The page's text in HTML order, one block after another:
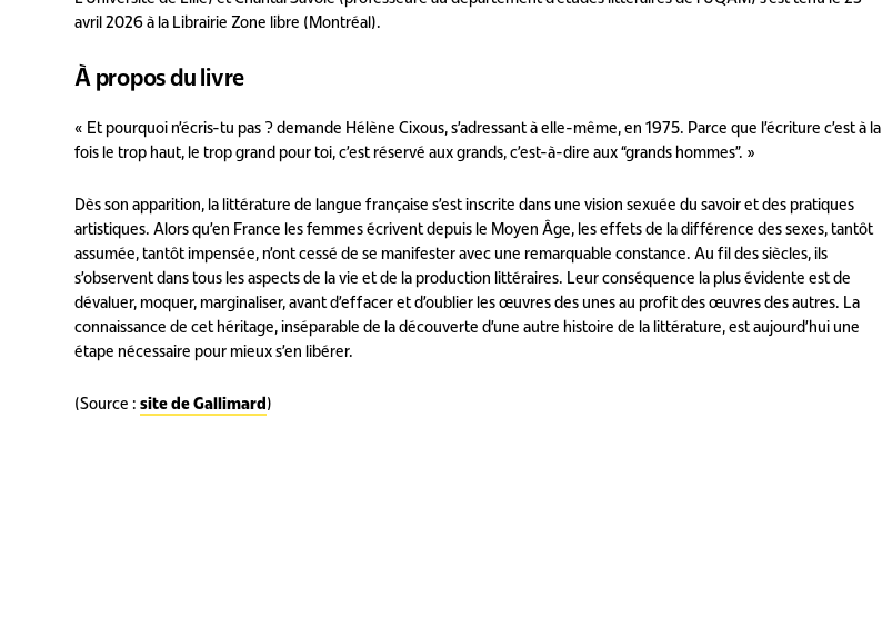
avril 2026 à la Librairie Zone libre (Montréal).
À propos du livre
« Et pourquoi n’écris-tu pas ? demande Hélène Cixous, s’adressant à elle-même, en 1975. Parce que l’écriture c’est à la
fois le trop haut, le trop grand pour toi, c’est réservé aux grands, c’est-à-dire aux “grands hommes”. »
Dès son apparition, la littérature de langue française s’est inscrite dans une vision sexuée du savoir et des pratiques
artistiques. Alors qu’en France les femmes écrivent depuis le Moyen Âge, les effets de la différence des sexes, tantôt
assumée, tantôt impensée, n’ont cessé de se manifester avec une remarquable constance. Au fil des siècles, ils
s’observent dans tous les aspects de la vie et de la production littéraires. Leur conséquence la plus évidente est de
dévaluer, moquer, marginaliser, avant d’effacer et d’oublier les œuvres des unes au profit des œuvres des autres. La
connaissance de cet héritage, inséparable de la découverte d’une autre histoire de la littérature, est aujourd’hui une
étape nécessaire pour mieux s’en libérer.
(Source : site de Gallimard)